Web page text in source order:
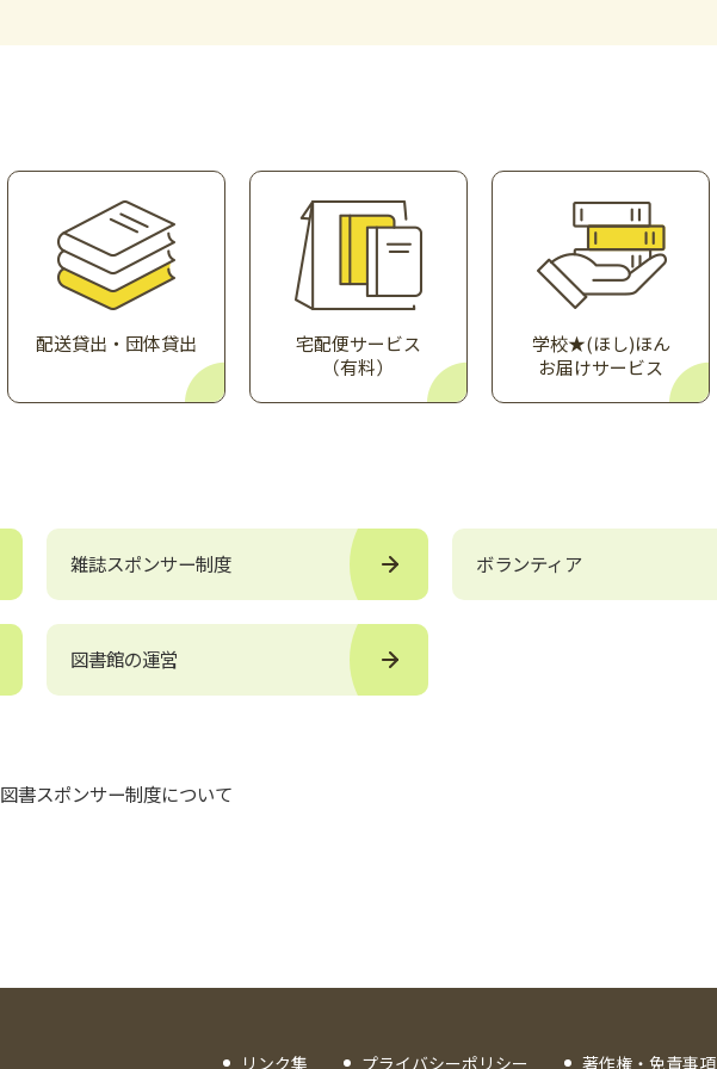
配送貸出・団体貸出
宅配便サービス
（有料）
学校★(ほし)ほん
お届けサービス
雑誌スポンサー制度 ボランティア
図書館の運営
図書スポンサー制度について
リンク集 プライバシーポリシー 著作権・免責事項